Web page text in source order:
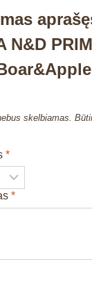
N&D
skelbiamas.
*
*